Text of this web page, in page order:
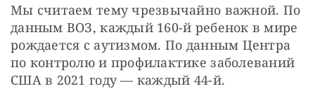
Мы считаем тему чрезвычайно важной. По
данным ВОЗ, каждый 160-й ребенок в мире
рождается с аутизмом. По данным Центра
по контролю и профилактике заболеваний
США в 2021 году — каждый 44-й.